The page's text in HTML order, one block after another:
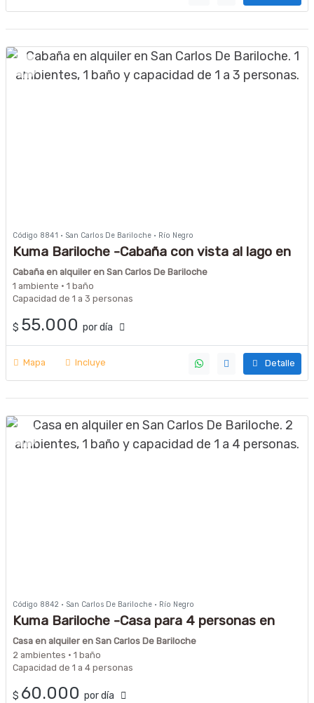
Código 8841 · San Carlos De Bariloche · Río Negro
Kuma Bariloche -Cabaña con vista al lago en
Barrio Melipal
Cabaña en alquiler en San Carlos De Bariloche
1 ambiente · 1 baño
Capacidad de 1 a 3 personas
$ 55.000 por día
Mapa Incluye Detalle
Código 8842 · San Carlos De Bariloche · Río Negro
Kuma Bariloche -Casa para 4 personas en
Barrio Melipal
Casa en alquiler en San Carlos De Bariloche
2 ambientes · 1 baño
Capacidad de 1 a 4 personas
$ 60.000 por día